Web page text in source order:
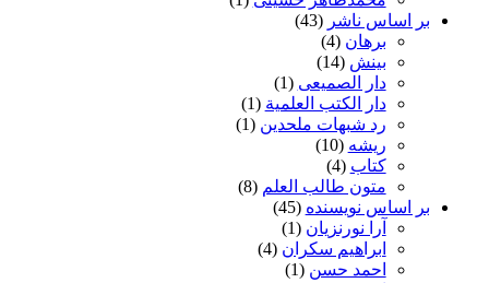
بر اساس ناشر (43)
برهان (4)
بینش (14)
دار الصمیعی (1)
دار الکتب العلمیة (1)
رد شبهات ملحدین (1)
ریشه (10)
کتاب (4)
متون طالب العلم (8)
بر اساس نویسنده (45)
آرا نورنزیان (1)
ابراهیم سکران (4)
احمد حسن (1)